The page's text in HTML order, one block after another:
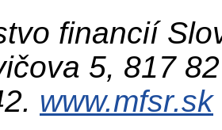
financií
5, 817
www.mfsr.sk